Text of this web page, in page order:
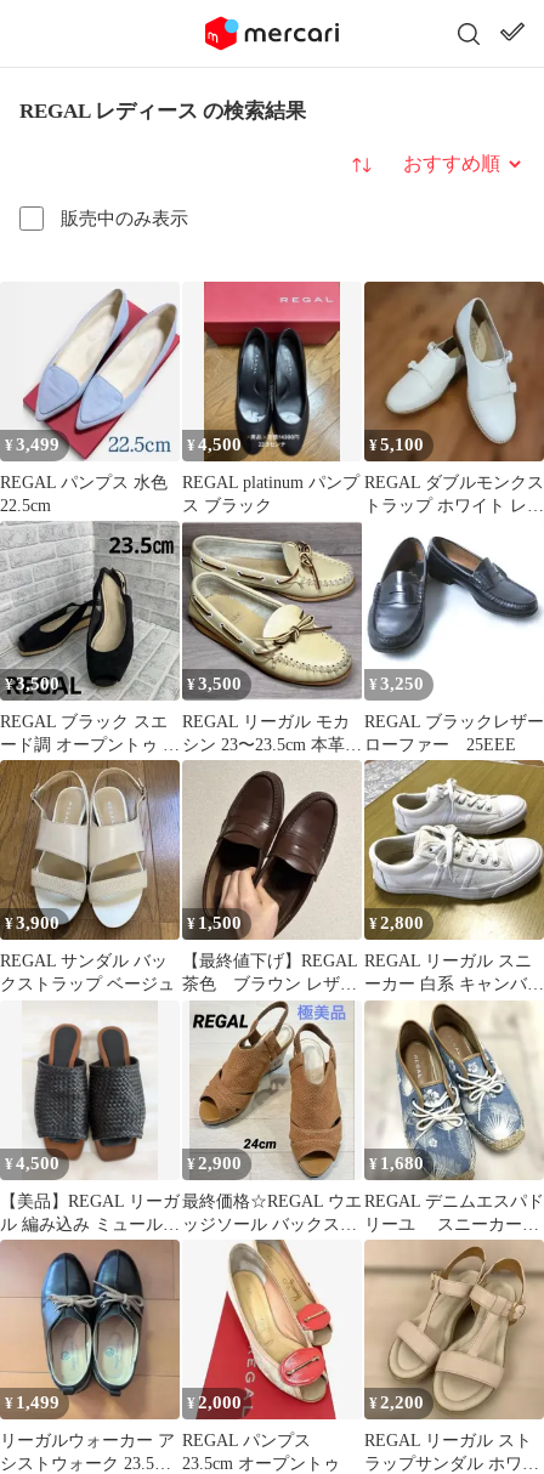
REGAL レディース の検索結果
販売中のみ表示
並び替え
¥3,499
REGAL パンプス 水色
22.5cm
¥4,500
REGAL platinum パンプ
ス ブラック
¥5,100
REGAL ダブルモンクス
トラップ ホワイト レザ
¥3,500
REGAL ブラック スエ
ード調 オープントゥ サ
ンダル
¥3,500
REGAL リーガル モカ
シン 23〜23.5cm 本革
レザー ベージュ
¥ 3,250
REGAL ブラックレザー
ローファー 25EEE
¥3,900
REGAL サンダル バッ
クストラップ ベージュ
¥ 1,500
【最終値下げ】REGAL
茶色 ブラウン レザー
ローファー
¥2,800
REGAL リーガル スニ
ーカー 白系 キャンバス
ロゴ 24.5cm
¥4,500
【美品】REGAL リーガ
ル 編み込み ミュール
サンダル レザー 24ブラ
¥2,900
最終価格☆REGAL ウエ
ッジソール バックスト
ラップ サンダル 日本製
¥ 1,680
REGAL デニムエスパド
リーユ スニーカー
23.0cm
¥ 1,499
リーガルウォーカー ア
シストウォーク 23.5㎝
¥2,000
REGAL パンプス
23.5cm オープントゥ
¥2,200
REGAL リーガル スト
ラップサンダル ホワイ